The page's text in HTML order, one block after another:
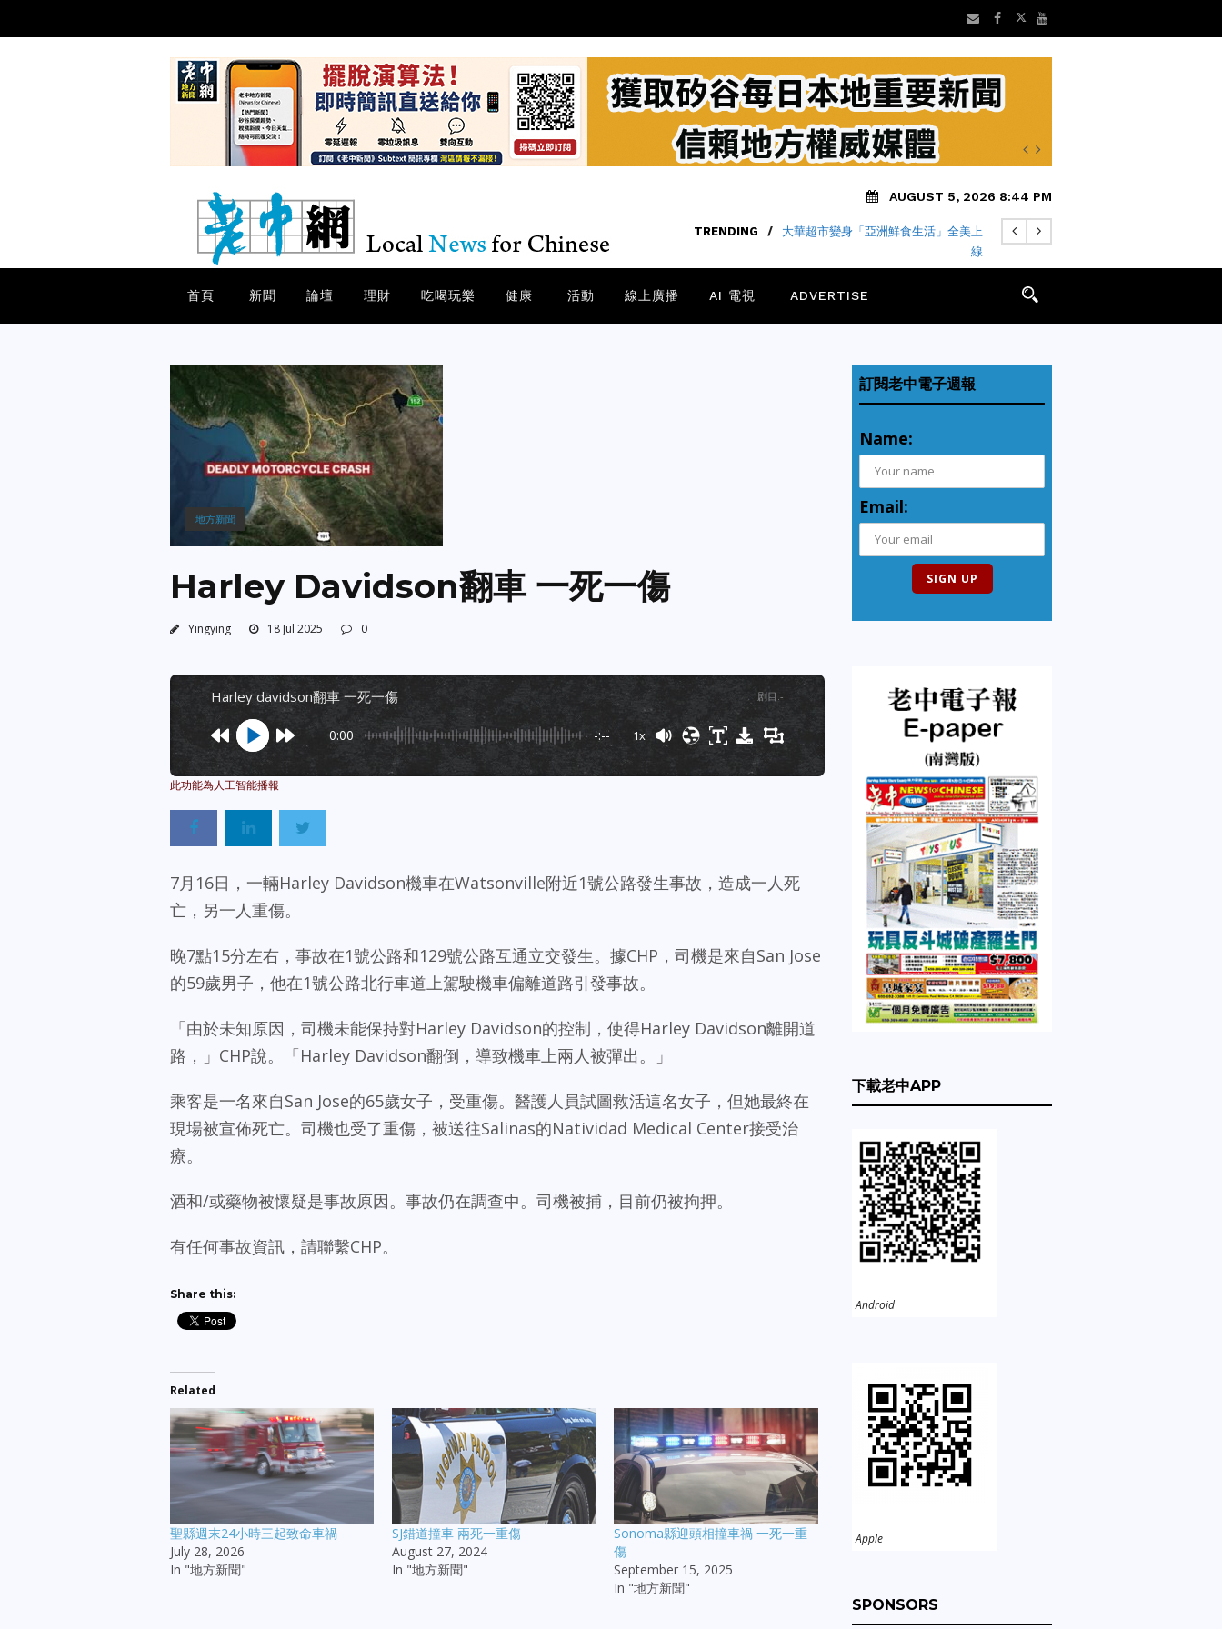
AUGUST 5, 2026 8:44 PM
TRENDING /
大華超市變身「亞洲鮮食生活」全美上
線
首頁 新聞 論壇 理財 吃喝玩樂 健康 活動 線上廣播 AI 電視 ADVERTISE
地方新聞
Harley Davidson翻車 一死一傷
Yingying 18 Jul 2025 0
harley davidson翻車 一死一傷 剧目 :-
0:00 -:-- 1x
Powered By
7月16日，一輛Harley Davidson機車在Watsonville附近1號公路發生事故，造成一人死
亡，另一人重傷。
晚7點15分左右，事故在1號公路和129號公路互通立交發生。據CHP，司機是來自San Jose
的59歲男子，他在1號公路北行車道上駕駛機車偏離道路引發事故。
「由於未知原因，司機未能保持對Harley Davidson的控制，使得Harley Davidson離開道
路，」CHP說。「Harley Davidson翻倒，導致機車上兩人被彈出。」
乘客是一名來自San Jose的65歲女子，受重傷。醫護人員試圖救活這名女子，但她最終在
現場被宣佈死亡。司機也受了重傷，被送往Salinas的Natividad Medical Center接受治
療。
酒和/或藥物被懷疑是事故原因。事故仍在調查中。司機被捕，目前仍被拘押。
有任何事故資訊，請聯繫CHP。
Share this:
Related
聖縣週末24小時三起致命車禍
July 28, 2026
In "地方新聞"
SJ錯道撞車 兩死一重傷
August 27, 2024
In "地方新聞"
Sonoma縣迎頭相撞車禍 一死一重
傷
September 15, 2025
In "地方新聞"
訂閱老中電子週報
Name:
Email:
下載老中APP
Android
Apple
SPONSORS